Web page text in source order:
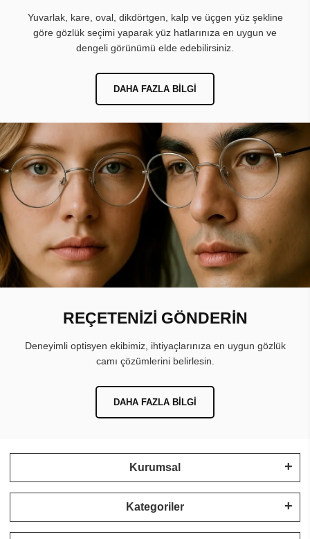
Yuvarlak, kare, oval, dikdörtgen, kalp ve üçgen yüz şekline
göre gözlük seçimi yaparak yüz hatlarınıza en uygun ve
dengeli görünümü elde edebilirsiniz.
DAHA FAZLA BILGI
REÇETENİZİ GÖNDERİN
Deneyimli optisyen ekibimiz, ihtiyaçlarınıza en uygun gözlük
camı çözümlerini belirlesin.
DAHA FAZLA BILGI
Kurumsal
Kategoriler